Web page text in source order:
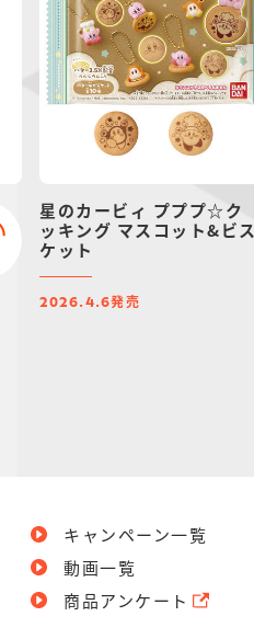
星のカービィ プププ☆ク
ッキング マスコット&ビス
ケット
2026.4.6発売
キャンペーン一覧
動画一覧
商品アンケート